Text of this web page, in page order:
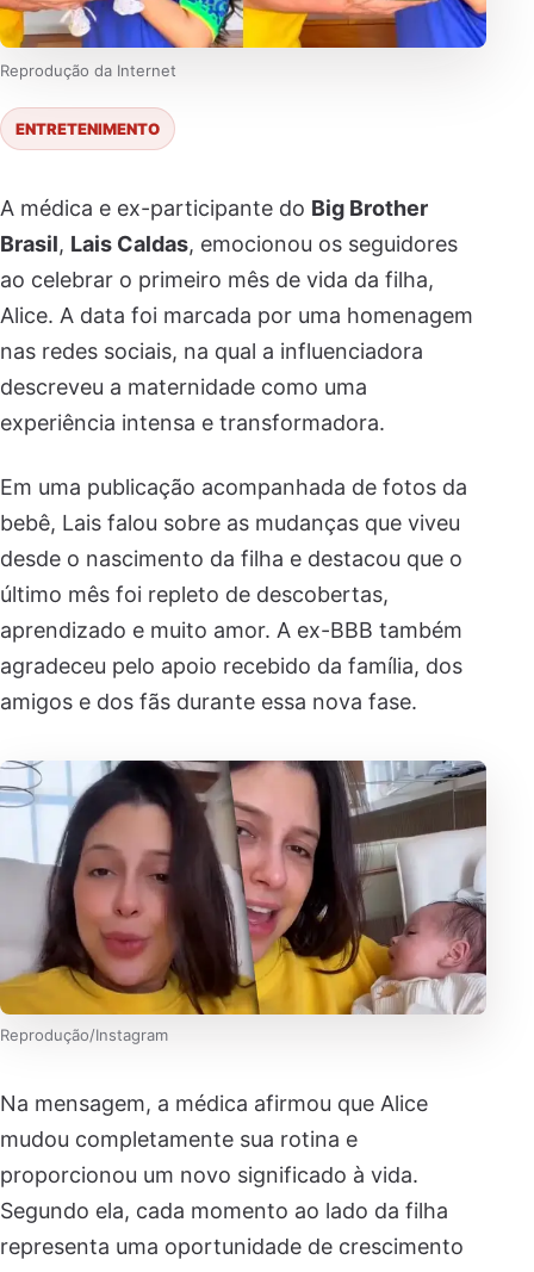
Reprodução da Internet
ENTRETENIMENTO
A médica e ex-participante do Big Brother
Brasil, Lais Caldas, emocionou os seguidores
ao celebrar o primeiro mês de vida da filha,
Alice. A data foi marcada por uma homenagem
nas redes sociais, na qual a influenciadora
descreveu a maternidade como uma
experiência intensa e transformadora.
Em uma publicação acompanhada de fotos da
bebê, Lais falou sobre as mudanças que viveu
desde o nascimento da filha e destacou que o
último mês foi repleto de descobertas,
aprendizado e muito amor. A ex-BBB também
agradeceu pelo apoio recebido da família, dos
amigos e dos fãs durante essa nova fase.
Reprodução/Instagram
Na mensagem, a médica afirmou que Alice
mudou completamente sua rotina e
proporcionou um novo significado à vida.
Segundo ela, cada momento ao lado da filha
representa uma oportunidade de crescimento